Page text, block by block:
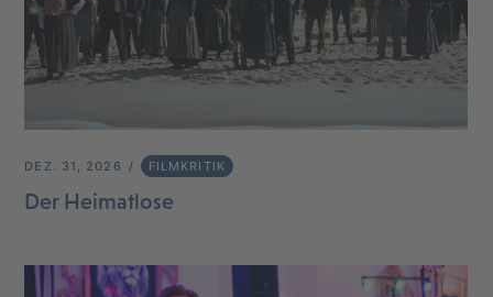
DEZ. 31, 2026 FILMKRITIK
Der Heimatlose